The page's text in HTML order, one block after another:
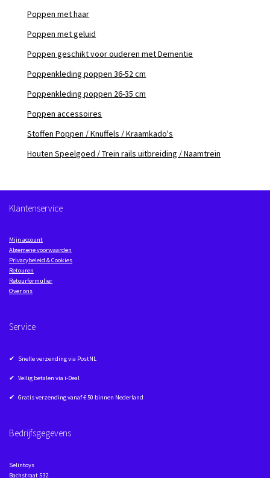
Poppen met haar
Poppen met geluid
Poppen geschikt voor ouderen met Dementie
Poppenkleding poppen 36-52 cm
Poppenkleding poppen 26-35 cm
Poppen accessoires
Stoffen Poppen / Knuffels / Kraamkado's
Houten Speelgoed / Trein rails uitbreiding / Naamtrein
Klantenservice
Mijn account
Algemene voorwaarden
Privacybeleid & Cookies
Retouren
Retourformulier
Over ons
Service
✔ Snelle verzending via PostNL
✔ Veilig betalen via i-Deal
✔ Gratis verzending vanaf € 50 binnen Nederland
Bedrijfsgegevens
Selintoys
Bachstraat 532